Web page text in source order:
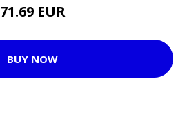
71.69 EUR
BUY NOW